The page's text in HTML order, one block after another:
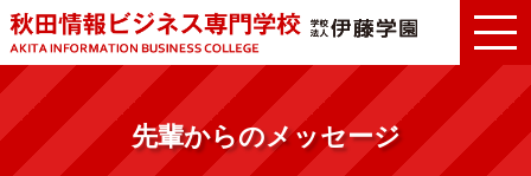
先輩からのメッセージ